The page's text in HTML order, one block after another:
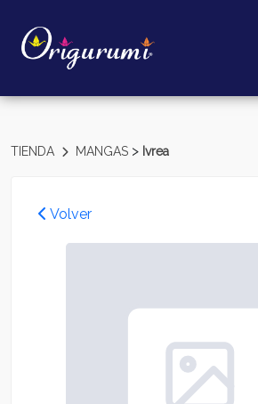
TIENDA MANGAS > Ivrea
Volver